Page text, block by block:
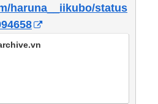
haruna__iikubo/status